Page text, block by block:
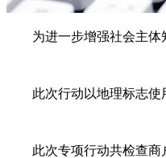
为进一步增强社会主体知
此次行动以地理标志使用
此次专项行动共检查商户